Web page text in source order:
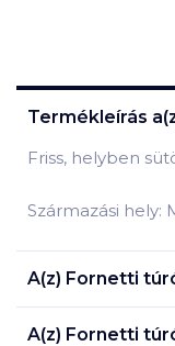
Termékleírás
Friss, helyben
Származási hely:
A(z) Fornetti
A(z) Fornetti